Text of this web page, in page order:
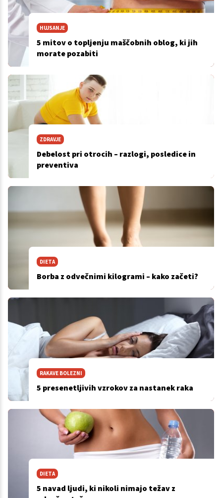
HUJSANJE
5 mitov o topljenju maščobnih oblog, ki jih
morate pozabiti
ZDRAVJE
Debelost pri otrocih – razlogi, posledice in
preventiva
DIETA
Borba z odvečnimi kilogrami – kako začeti?
RAKAVE BOLEZNI
5 presenetljivih vzrokov za nastanek raka
DIETA
5 navad ljudi, ki nikoli nimajo težav z